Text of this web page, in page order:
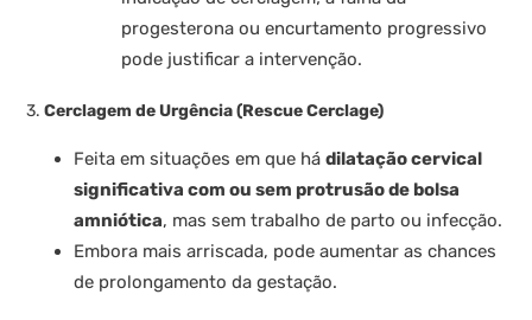
progesterona ou encurtamento progressivo
pode justificar a intervenção.
3.Cerclagem de Urgência (Rescue Cerclage)
Feita em situações em que hádilatação cervical
significativa com ou sem protrusão de bolsa
amniótica, mas sem trabalho de parto ou infecção.
Embora mais arriscada, pode aumentar as chances
de prolongamento da gestação.